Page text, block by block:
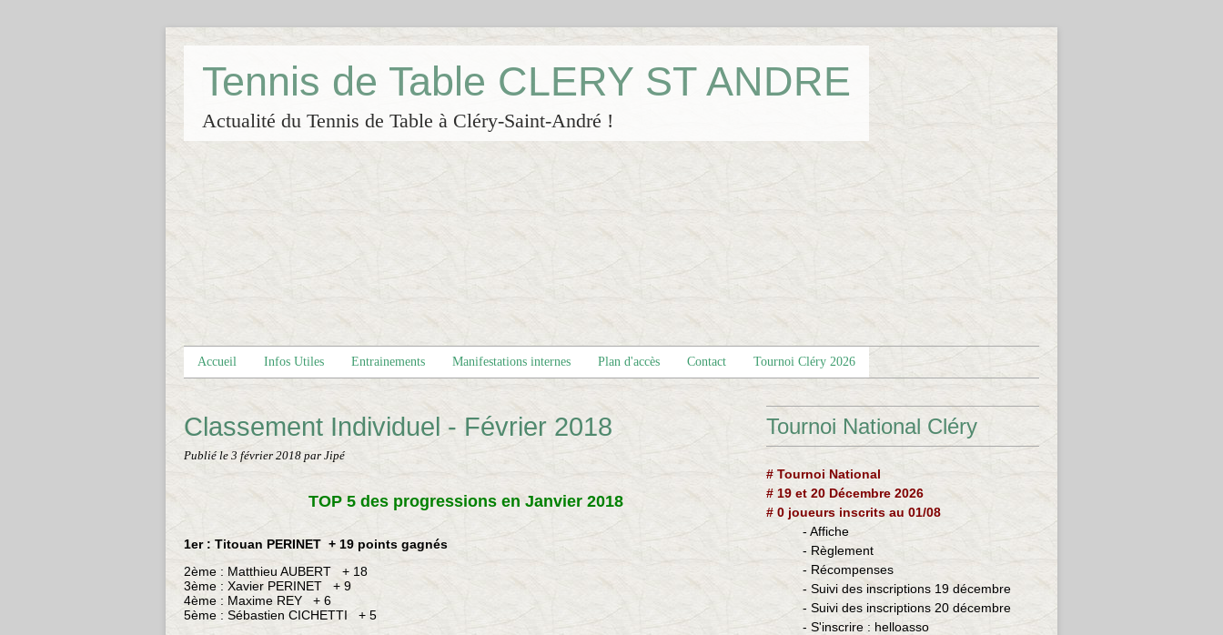
Tennis de Table CLERY ST ANDRE
Actualité du Tennis de Table à Cléry-Saint-André !
Accueil Infos Utiles Entrainements Manifestations internes Plan d'accès Contact Tournoi Cléry 2026
Classement Individuel - Février 2018
Publié le 3 février 2018 par Jipé
TOP 5 des progressions en Janvier 2018
1er : Titouan PERINET + 19 points gagnés
2ème : Matthieu AUBERT + 18
3ème : Xavier PERINET + 9
4ème : Maxime REY + 6
5ème : Sébastien CICHETTI + 5
Tournoi National Cléry
# Tournoi National
# 19 et 20 Décembre 2026
# 0 joueurs inscrits au 01/08
- Affiche
- Règlement
- Récompenses
- Suivi des inscriptions 19 décembre
- Suivi des inscriptions 20 décembre
- S'inscrire : helloasso